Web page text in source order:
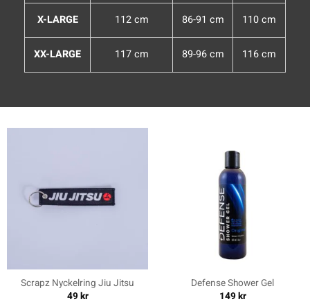
X-LARGE 112 cm 86-91 cm 110 cm
XX-LARGE 117 cm 89-96 cm 116 cm
Scrapz Nyckelring Jiu Jitsu
49kr
Defense Shower Gel
149kr